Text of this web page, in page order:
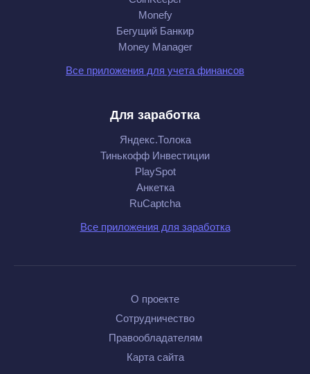
Monefy
Бегущий Банкир
Money Manager
Все приложения для учета финансов
Для заработка
Яндекс.Толока
Тинькофф Инвестиции
PlaySpot
Анкетка
RuCaptcha
Все приложения для заработка
О проекте
Сотрудничество
Правообладателям
Карта сайта